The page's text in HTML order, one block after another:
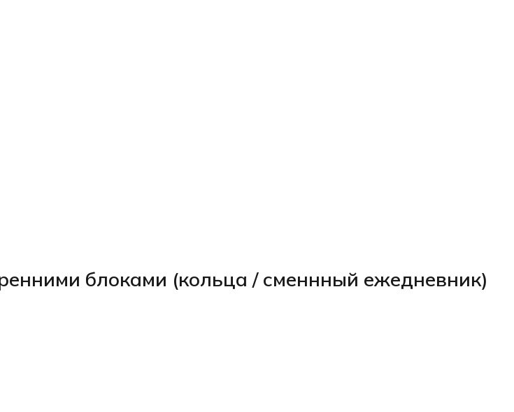
блоками (кольца / сменнный ежедневник)